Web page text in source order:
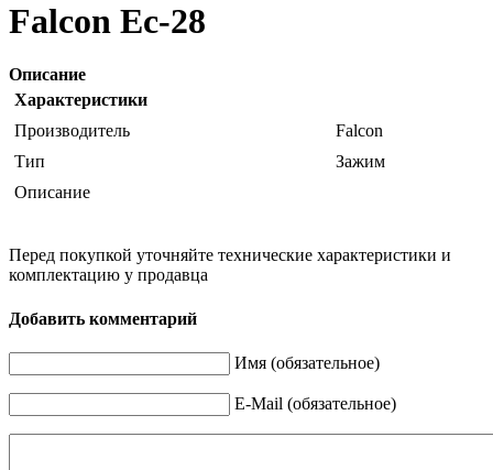
Falcon Ec-28
Описание
Характеристики
Производитель
Falcon
Тип
Зажим
Описание
Перед покупкой уточняйте технические характеристики и
комплектацию у продавца
Добавить комментарий
Имя (обязательное)
E-Mail (обязательное)